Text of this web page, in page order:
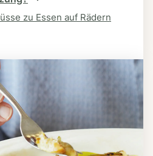
zu Essen auf Rädern